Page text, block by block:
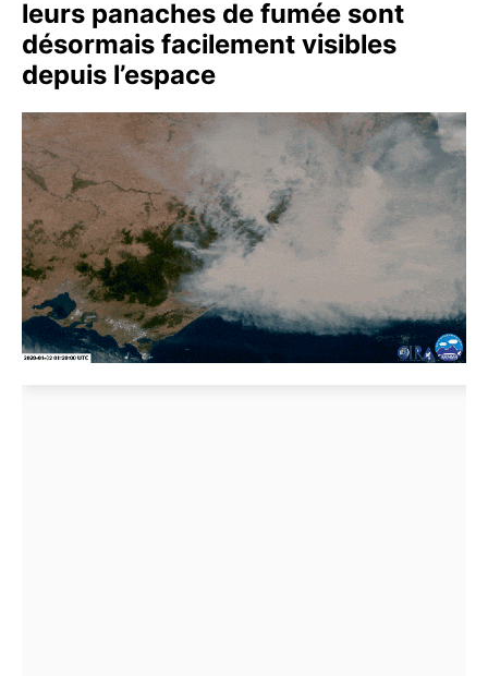
leurs panaches de fumée sont
désormais facilement visibles
depuis l’espace